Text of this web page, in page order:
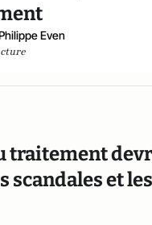
Even
traitement
scandales et